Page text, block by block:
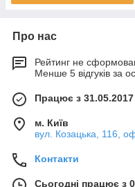
Про нас
Рейтинг не
Менше 5 відгуків за
Працює з 31.05.2017
м. Київ
вул. Козацька, 116,
Контакти
Сьогодні працює з